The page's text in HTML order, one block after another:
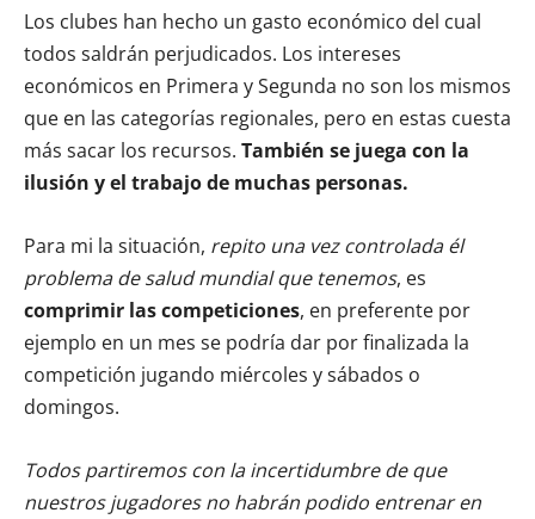
Los clubes han hecho un gasto económico del cual
todos saldrán perjudicados. Los intereses
económicos en Primera y Segunda no son los mismos
que en las categorías regionales, pero en estas cuesta
más sacar los recursos. También se juega con la
ilusión y el trabajo de muchas personas.
Para mi la situación, repito una vez controlada él
problema de salud mundial que tenemos, es
comprimir las competiciones, en preferente por
ejemplo en un mes se podría dar por finalizada la
competición jugando miércoles y sábados o
domingos.
Todos partiremos con la incertidumbre de que
nuestros jugadores no habrán podido entrenar en